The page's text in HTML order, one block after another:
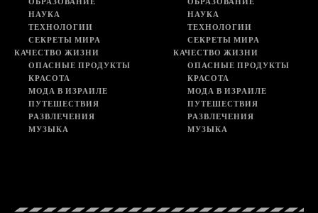
НАУКА
ТЕХНОЛОГИИ
СЕКРЕТЫ МИРА
КАЧЕСТВО ЖИЗНИ
ОПАСНЫЕ ПРОДУКТЫ
КРАСОТА
МОДА В ИЗРАИЛЕ
ПУТЕШЕСТВИЯ
РАЗВЛЕЧЕНИЯ
МУЗЫКА
НАУКА
ТЕХНОЛОГИИ
СЕКРЕТЫ МИРА
КАЧЕСТВО ЖИЗНИ
ОПАСНЫЕ ПРОДУКТЫ
КРАСОТА
МОДА В ИЗРАИЛЕ
ПУТЕШЕСТВИЯ
РАЗВЛЕЧЕНИЯ
МУЗЫКА